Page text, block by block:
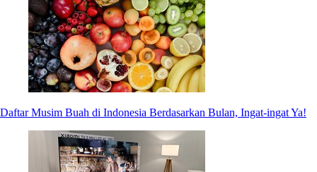
Daftar Musim Buah di Indonesia Berdasarkan Bulan, Ingat-ingat Ya!